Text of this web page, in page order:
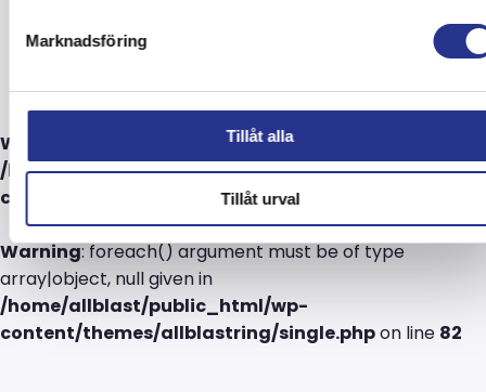
Marknadsföring
Tillåt alla
Tillåt urval
Warning
: Undefined variable $recent_posts in
/home/allblast/public_html/wp-
content/themes/allblastring/single.php
Warning: foreach() argument must be of type
array|object, null given in
/home/allblast/public_html/wp-
content/themes/allblastring/single.phpon line 82